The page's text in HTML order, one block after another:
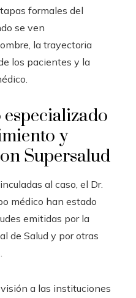
formales del
se ven
la trayectoria
los pacientes y la
y
Supersalud
al caso, el Dr.
médico han estado
emitidas por la
de Salud y por otras
a las instituciones